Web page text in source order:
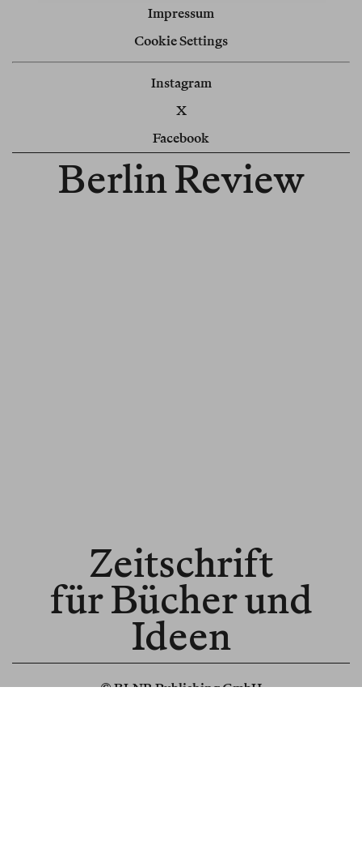
Impressum
Cookie Settings
Instagram
X
Facebook
Berlin Review
Zeitschrift
für Bücher und
Ideen
© BLNR Publishing GmbH